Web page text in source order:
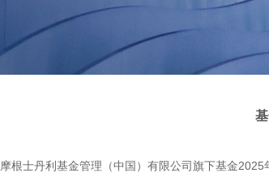
摩根士丹利基金管理（中国）有限公司旗下基金2025